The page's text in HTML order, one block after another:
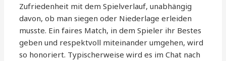
Zufriedenheit mit dem Spielverlauf, unabhängig
davon, ob man siegen oder Niederlage erleiden
musste. Ein faires Match, in dem Spieler ihr Bestes
geben und respektvoll miteinander umgehen, wird
so honoriert. Typischerweise wird es im Chat nach